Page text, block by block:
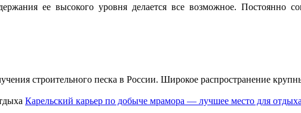
ее высокого уровня делается все возможное. Постоянно
строительного песка в России. Широкое распространение
Карельский карьер по добыче мрамора — лучшее место для отдыха